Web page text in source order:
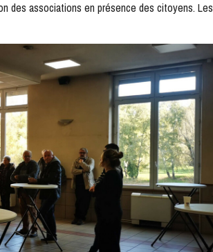
des associations en présence des citoyens. Les